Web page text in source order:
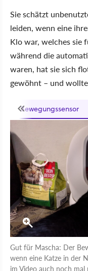
Sie schätzt
leiden, wenn eine
Klo war, welches sie
während die
waren, hat sie sich
gewöhnt – und
Bewegungssensor
Gut für Mascha: Der
wenn eine Katze in der
im Video auch noch